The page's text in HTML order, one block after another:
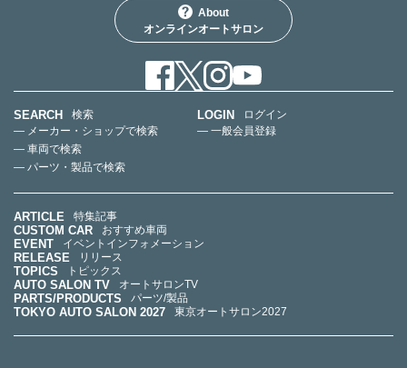
About
オンラインオートサロン
SEARCH
検索
— メーカー・ショップで検索
— 車両で検索
— パーツ・製品で検索
LOGIN
ログイン
— 一般会員登録
ARTICLE 特集記事
CUSTOM CAR おすすめ車両
EVENT イベントインフォメーション
RELEASE リリース
TOPICS トピックス
AUTO SALON TV オートサロンTV
PARTS/PRODUCTS パーツ/製品
TOKYO AUTO SALON 2027 東京オートサロン2027